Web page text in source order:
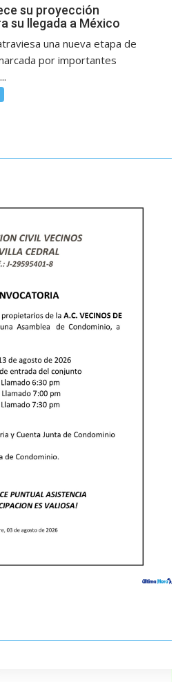
su proyección
su llegada a México
una nueva etapa de
por importantes